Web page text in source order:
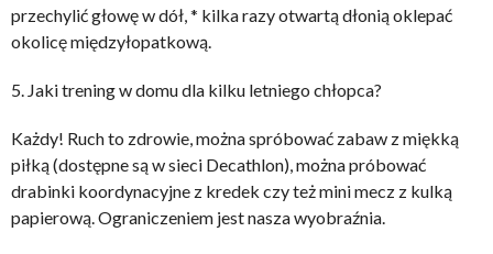
przechylić głowę w dół, * kilka razy otwartą dłonią oklepać
okolicę międzyłopatkową.
5. Jaki trening w domu dla kilku letniego chłopca?
Każdy! Ruch to zdrowie, można spróbować zabaw z miękką
piłką (dostępne są w sieci Decathlon), można próbować
drabinki koordynacyjne z kredek czy też mini mecz z kulką
papierową. Ograniczeniem jest nasza wyobraźnia.